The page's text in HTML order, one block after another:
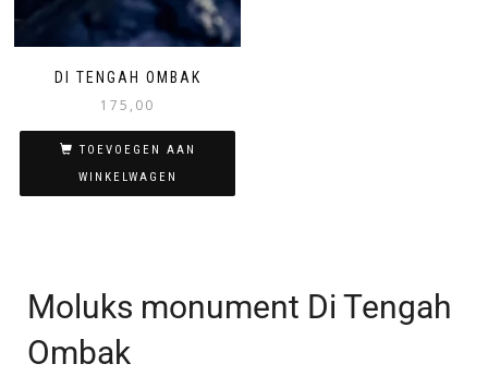
DI TENGAH OMBAK
175,00
TOEVOEGEN AAN
WINKELWAGEN
Moluks monument Di Tengah
Ombak